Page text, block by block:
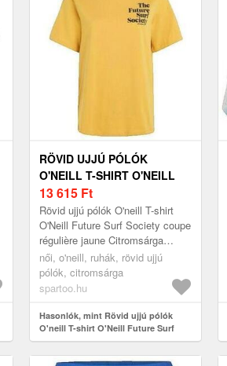
RÖVID UJJÚ PÓLÓK
O'NEILL T-SHIRT O'NEILL
FUTURE SURF SOCIETY
COUPE RÉGULIÈRE JAUNE
13 615 Ft
Rövid ujjú pólók O'neill T-shirt
O'Neill Future Surf Society coupe
régulière jaune Citromsárga
Kapható női méretben. EU S, EU
M Női > Ruhák > Rövid...
női, o'neill, ruhák, rövid ujjú
pólók, citromsárga
spartoo.hu
Hasonlók, mint Rövid ujjú pólók
O'neill T-shirt O'Neill Future Surf
Society coupe régulière jaune